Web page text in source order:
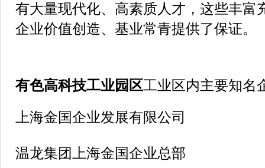
有大量现代化、高素质人才，这些丰富
企业价值创造、基业常青提供了保证。
有色高科技工业园区工业区内主要知名
上海金国企业发展有限公司
温龙集团上海金国企业总部